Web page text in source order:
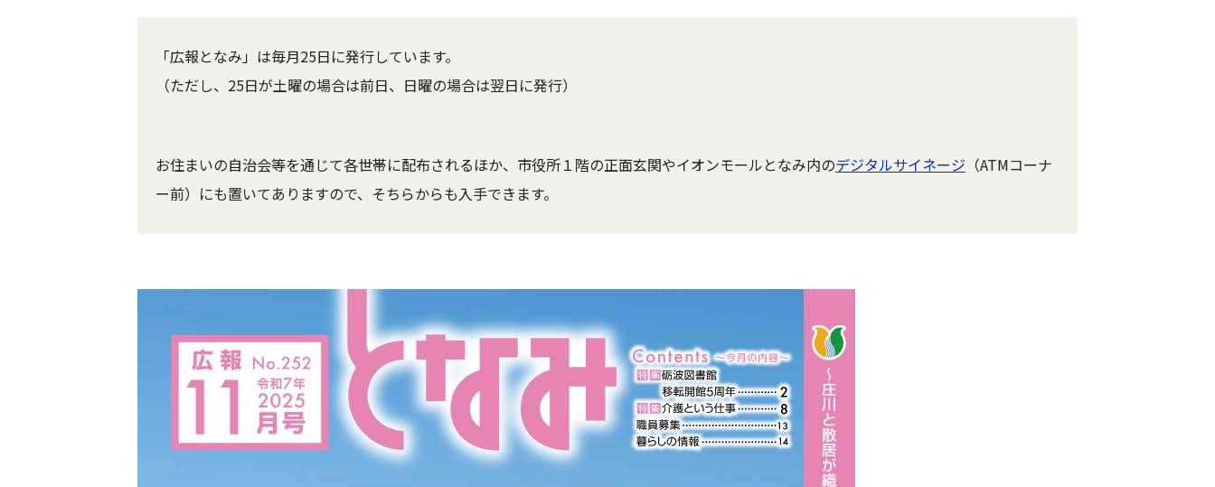
「広報となみ」は毎月25日に発行しています。
（ただし、25日が土曜の場合は前日、日曜の場合は翌日に発行）
お住まいの自治会等を通じて各世帯に配布されるほか、市役所１階の正面玄関やイオンモールとなみ内のデジタルサイネージ （ATMコーナ
ー前）にも置いてありますので、そちらからも入手できます。